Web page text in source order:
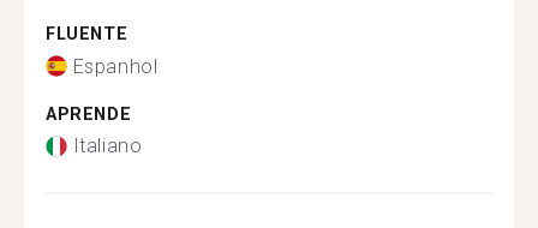
FLUENTE
Espanhol
APRENDE
Italiano